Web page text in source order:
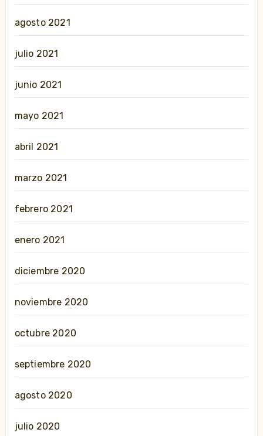
agosto 2021
julio 2021
junio 2021
mayo 2021
abril 2021
marzo 2021
febrero 2021
enero 2021
diciembre 2020
noviembre 2020
octubre 2020
septiembre 2020
agosto 2020
julio 2020